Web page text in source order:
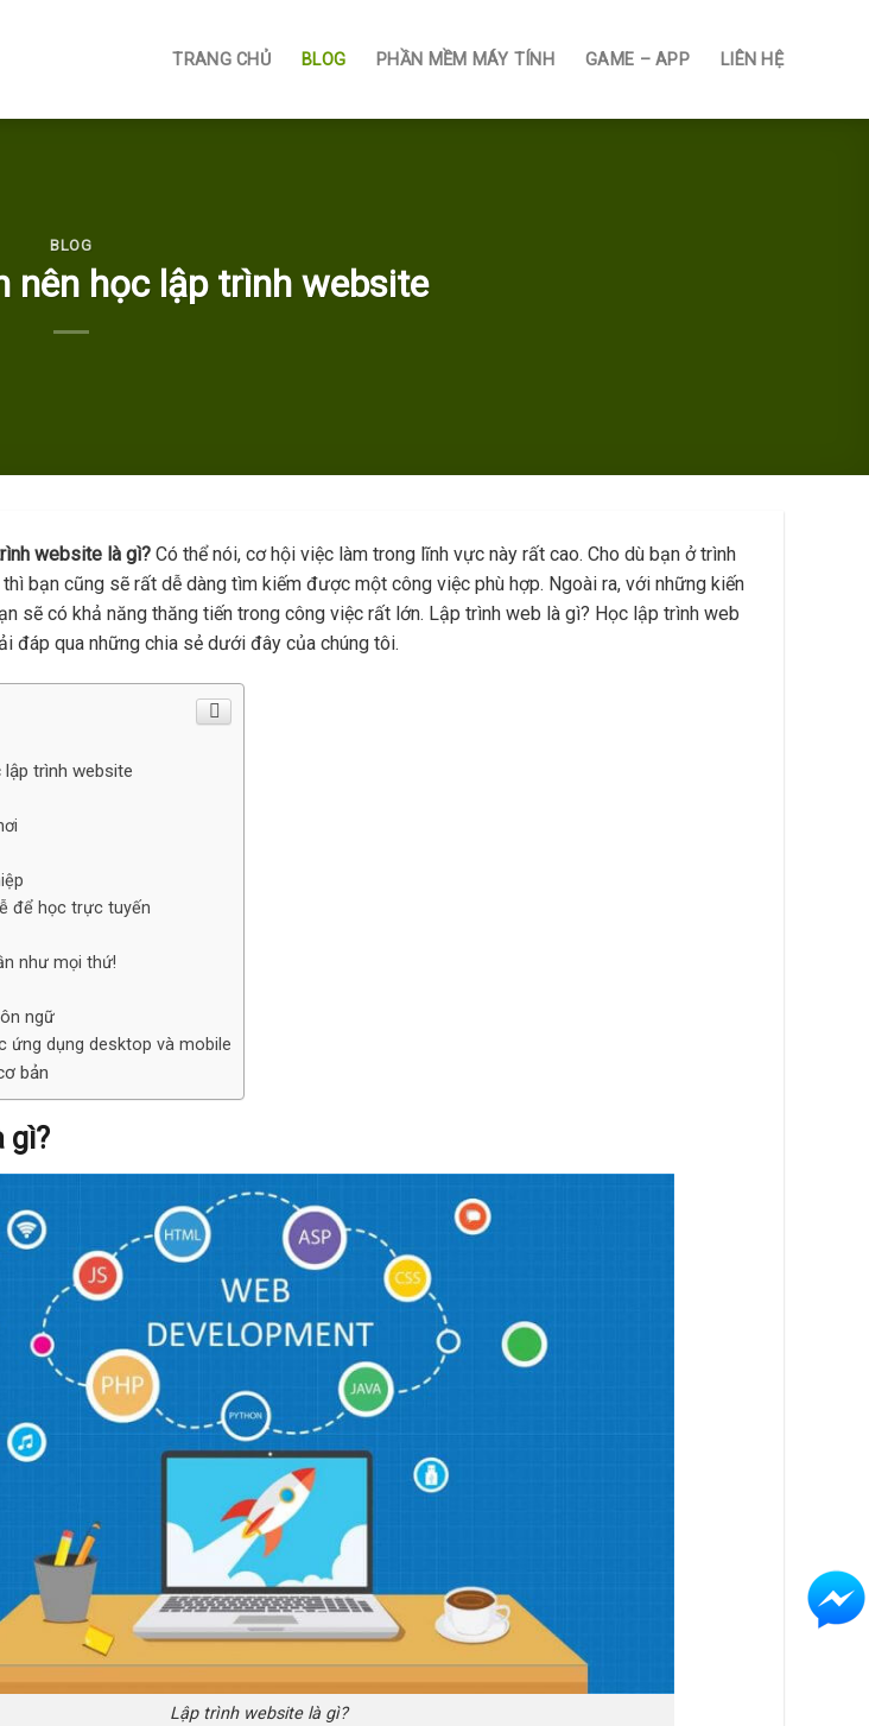
TRANG CHỦ BLOG PHẦN MỀM MÁY TÍNH GAME – APP LIÊN HỆ
BLOG
nên học lập trình website
website là gì? Có thể nói, cơ hội việc làm trong lĩnh vực này rất cao. Cho dù bạn ở trình
bạn cũng sẽ rất dễ dàng tìm kiếm được một công việc phù hợp. Ngoài ra, với những kiến
sẽ có khả năng thăng tiến trong công việc rất lớn. Lập trình web là gì? Học lập trình web
đáp qua những chia sẻ dưới đây của chúng tôi.
lập trình website
để học trực tuyến
như mọi thứ!
ngữ
ứng dụng desktop và mobile
bản
gì?
Lập trình website là gì?